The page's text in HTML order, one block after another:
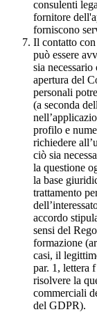
consulenti
fornitore
forniscono
Il contatto
può essere
sia
apertura del
personali
(a seconda
profilo e
richiedere
ciò sia
la questione
la base
trattamento
accordo
sensi del
formazione
casi, il
par. 1, lettera
risolvere la
commerciali
del GDPR).